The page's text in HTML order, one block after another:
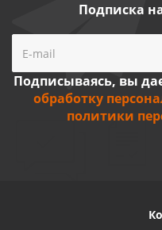
Подписка
Подписываясь, вы
обработку
политики